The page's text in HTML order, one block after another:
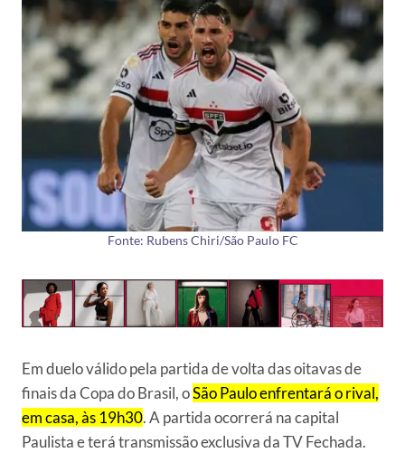
Fonte: Rubens Chiri/São Paulo FC
Em duelo válido pela partida de volta das oitavas de
finais da Copa do Brasil, oSão Paulo enfrentará o rival,
em casa, às 19h30. A partida ocorrerá na capital
Paulista e terá transmissão exclusiva da TV Fechada.